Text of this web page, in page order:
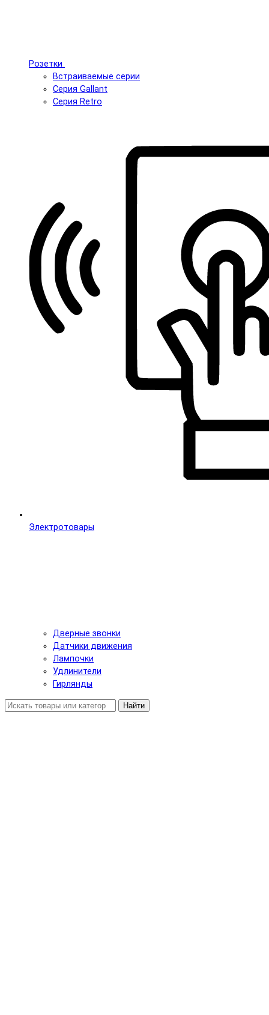
Розетки
Встраиваемые серии
Серия Gallant
Серия Retro
Электротовары
Дверные звонки
Датчики движения
Лампочки
Удлинители
Гирлянды
Найти